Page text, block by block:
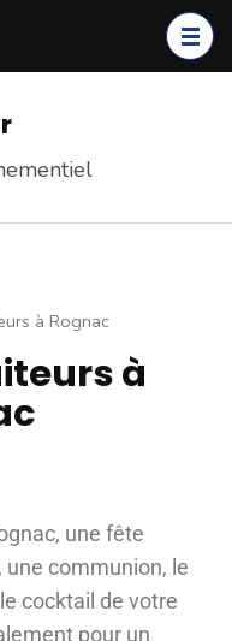
à Rognac
à
une fête
une communion, le
cocktail de votre
pour un